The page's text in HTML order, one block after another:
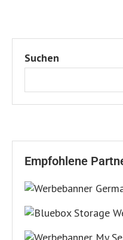
Suchen
Empfohlene